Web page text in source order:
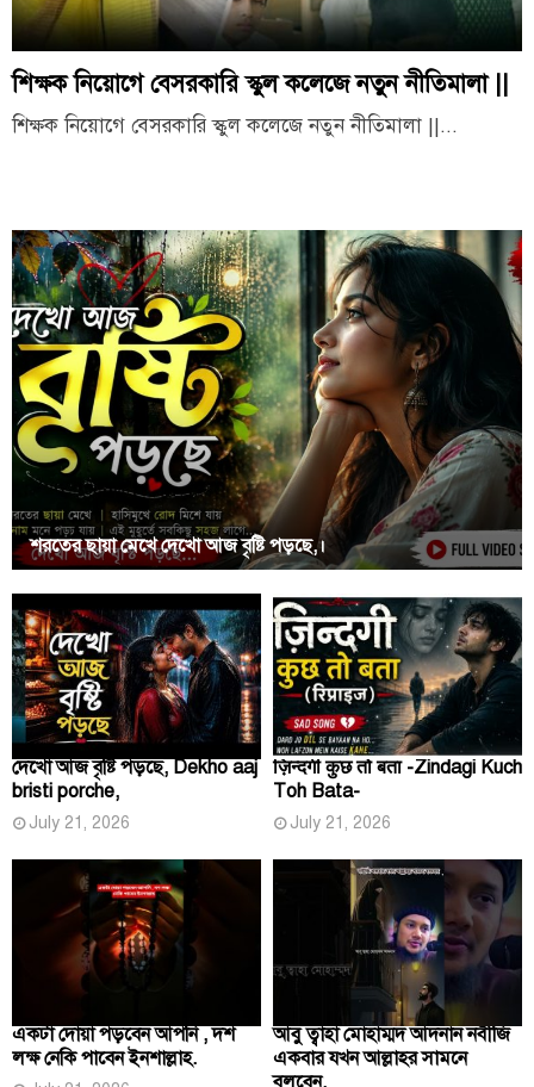
শিক্ষক নিয়োগে বেসরকারি স্কুল কলেজে নতুন নীতিমালা ||
শিক্ষক নিয়োগে বেসরকারি স্কুল কলেজে নতুন নীতিমালা ||...
শরতের ছায়া মেখে দেখো আজ বৃষ্টি পড়ছে,।
দেখো আজ বৃষ্টি পড়ছে, Dekho aaj
bristi porche,
July 21, 2026
ज़िन्दगी कुछ तो बता -Zindagi Kuch
Toh Bata-
July 21, 2026
একটা দোয়া পড়বেন আপনি , দশ
লক্ষ নেকি পাবেন ইনশাল্লাহ.
আবু ত্বাহা মোহাম্মদ আদনান নবীজি
একবার যখন আল্লাহর সামনে
বলবেন,